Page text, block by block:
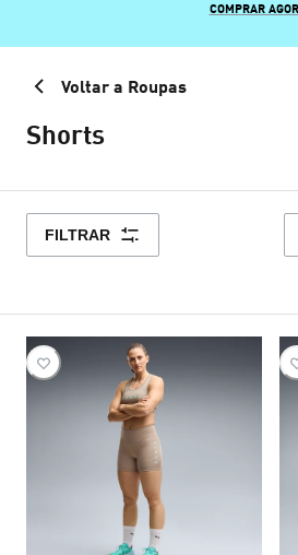
COMPRAR
Voltar a Roupas
Shorts
FILTRAR